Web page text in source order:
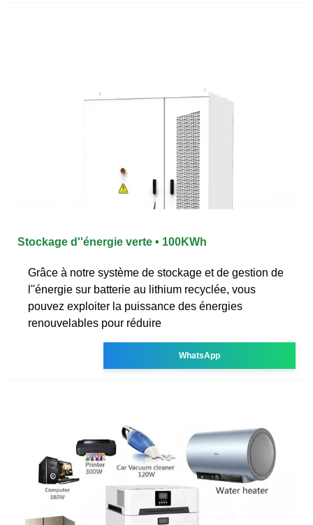
Stockage d''énergie verte • 100KWh
Grâce à notre système de stockage et de gestion de
l''énergie sur batterie au lithium recyclée, vous
pouvez exploiter la puissance des énergies
renouvelables pour réduire
WhatsApp